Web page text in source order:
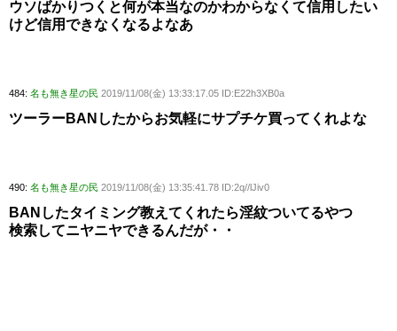
ウソばかりつくと何が本当なのかわからなくて信用したい
けど信用できなくなるよなあ
484: 名も無き星の民 2019/11/08(金) 13:33:17.05 ID:E22h3XB0a
ツーラーBANしたからお気軽にサプチケ買ってくれよな
490: 名も無き星の民 2019/11/08(金) 13:35:41.78 ID:2q//lJiv0
BANしたタイミング教えてくれたら淫紋ついてるやつ
検索してニヤニヤできるんだが・・